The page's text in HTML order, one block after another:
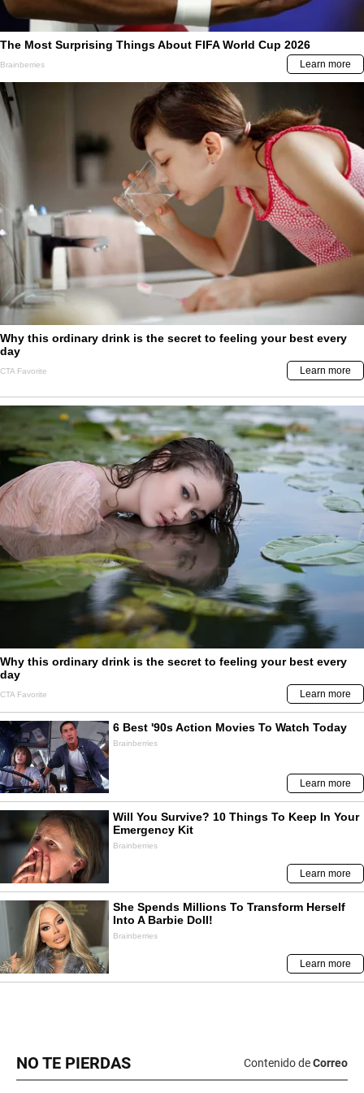
NO TE PIERDAS Contenido deCorreo